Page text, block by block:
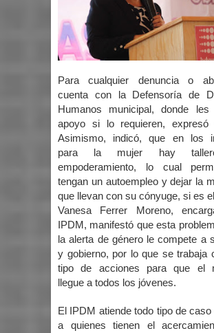
Para cualquier denuncia o
cuenta con la Defensoría de
Humanos municipal, donde les
apoyo si lo requieren, expresó
Asimismo, indicó, que en los
para la mujer hay
empoderamiento, lo cual
tengan un autoempleo y dejar la
que llevan con su cónyuge, si es
Vanesa Ferrer Moreno,
IPDM, manifestó que esta
la alerta de género le compete a
y gobierno, por lo que se trabaja
tipo de acciones para que el
llegue a todos los jóvenes.
El IPDM atiende todo tipo de
a quienes tienen el